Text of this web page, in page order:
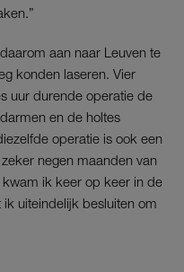
aan naar Leuven te
konden laseren. Vier
uur durende operatie de
en de holtes
operatie is ook een
negen maanden van
ik keer op keer in de
uiteindelijk besluiten om